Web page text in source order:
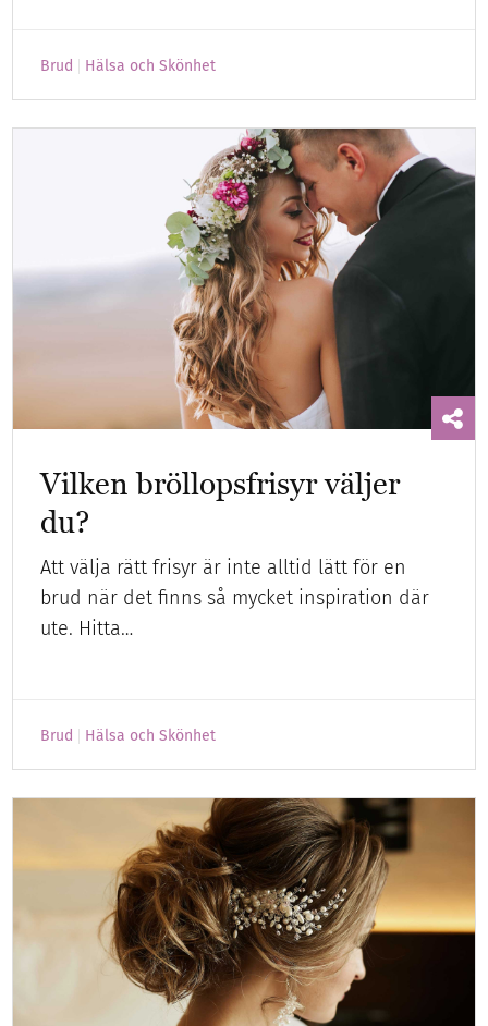
Brud Hälsa och Skönhet
Vilken bröllopsfrisyr väljer
du?
Att välja rätt frisyr är inte alltid lätt för en
brud när det finns så mycket inspiration där
ute. Hitta…
Brud Hälsa och Skönhet